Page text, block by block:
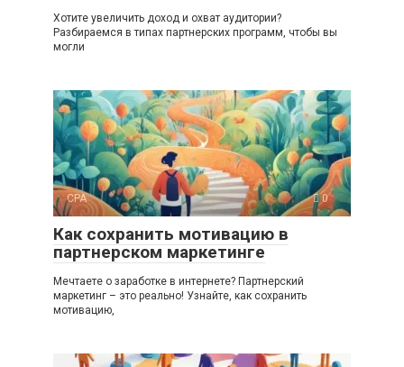
Хотите увеличить доход и охват аудитории?
Разбираемся в типах партнерских программ, чтобы вы
могли
CPA 0
Как сохранить мотивацию в
партнерском маркетинге
Мечтаете о заработке в интернете? Партнерский
маркетинг – это реально! Узнайте, как сохранить
мотивацию,